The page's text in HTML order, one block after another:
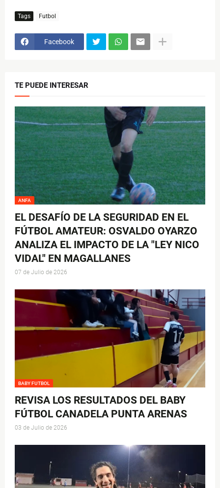
Tags Futbol
Facebook
TE PUEDE INTERESAR
ANFA
EL DESAFÍO DE LA SEGURIDAD EN EL
FÚTBOL AMATEUR: OSVALDO OYARZO
ANALIZA EL IMPACTO DE LA "LEY NICO
VIDAL" EN MAGALLANES
07 de Julio de 2026
BABY FUTBOL
REVISA LOS RESULTADOS DEL BABY
FÚTBOL CANADELA PUNTA ARENAS
03 de Julio de 2026